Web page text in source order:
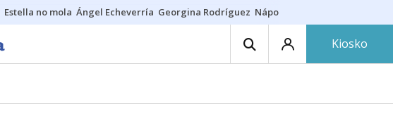
Estella no mola Ángel Echeverría Georgina Rodríguez Nápoles - Osasuna
Kiosko